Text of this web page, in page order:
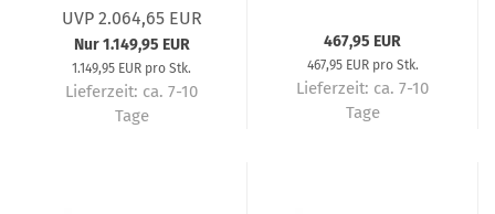
7,1 kW R32 – Multisplit-
Klimaanlage
UVP 2.064,65 EUR
Nur 1.149,95 EUR
1.149,95 EUR pro Stk.
Lieferzeit: ca. 7-10
Tage
Wandgerät 2,0 kW R32
– Multisplit-
Klimaanlage
467,95 EUR
467,95 EUR pro Stk.
Lieferzeit: ca. 7-10
Tage